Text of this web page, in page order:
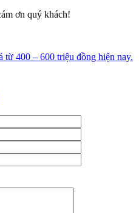
ơn quý khách!
từ 400 – 600 triệu đồng hiện nay.